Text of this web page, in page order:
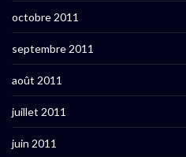
octobre 2011
septembre 2011
août 2011
juillet 2011
juin 2011